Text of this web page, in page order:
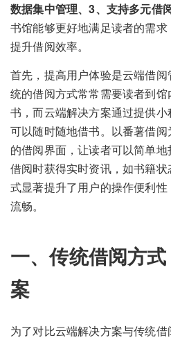
数据集中管理、3、支持多元借
书馆能够更好地满足读者的需求
提升借阅效率。
首先，提高用户体验是云端借
统的借阅方式常常需要读者到
书，而云端解决方案通过提供
可以随时随地借书。以番薯借
的借阅界面，让读者可以简单
借阅时获得实时资讯，如书籍
式显著提升了用户的操作便利
流畅。
一、传统借阅方
案
为了对比云端解决方案与传统